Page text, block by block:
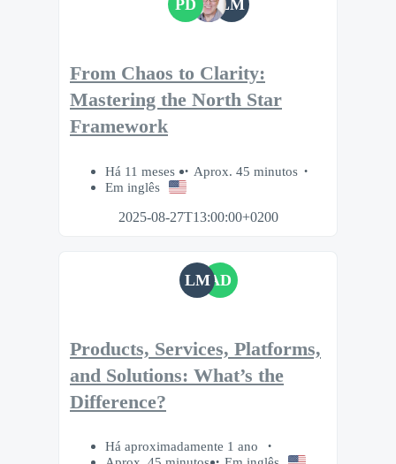
PD LM
From Chaos to Clarity:
Mastering the North Star
Framework
Há 11 meses
Aprox. 45 minutos
Em inglês
2025-08-27T13:00:00+0200
LMAD
Products, Services, Platforms,
and Solutions: What’s the
Difference?
Há aproximadamente 1 ano